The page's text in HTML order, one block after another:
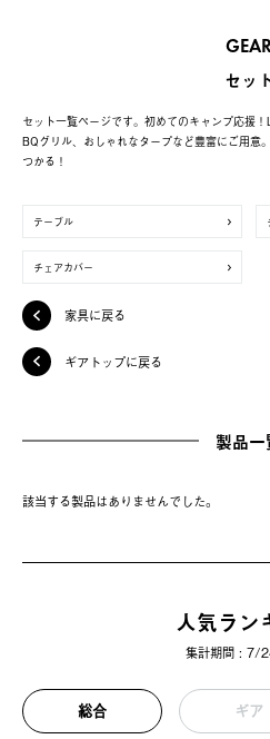
セッ
セット一覧ページです。初めてのキャンプ応援
BQグリル、おしゃれなタープなど豊富にご用意
つかる！
テーブル
チェアカバー
家具に戻る
ギアトップに戻る
製品一
該当する製品はありませんでした。
人気ラン
集計期間 : 7/
総合 ギア